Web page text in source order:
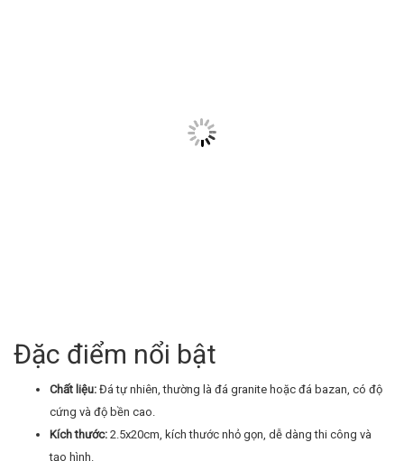
Đặc điểm nổi bật
Chất liệu: Đá tự nhiên, thường là đá granite hoặc đá bazan, có độ
cứng và độ bền cao.
Kích thước: 2.5x20cm, kích thước nhỏ gọn, dễ dàng thi công và
tạo hình.